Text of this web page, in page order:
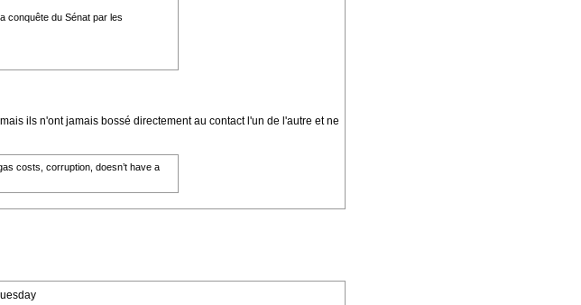
conquête du Sénat par les
ils n'ont jamais bossé directement au contact l'un de l'autre et ne
costs, corruption, doesn’t have a